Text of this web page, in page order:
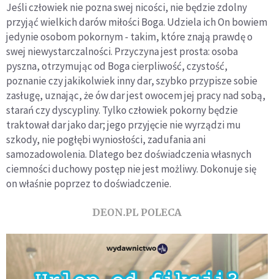
Jeśli człowiek nie pozna swej nicości, nie będzie zdolny
przyjąć wielkich darów miłości Boga. Udziela ich On bowiem
jedynie osobom pokornym - takim, które znają prawdę o
swej niewy­starczalności. Przyczyna jest prosta: osoba
pyszna, otrzymu­jąc od Boga cierpliwość, czystość,
poznanie czy jakikolwiek inny dar, szybko przypisze sobie
zasługę, uznając, że ów dar jest owocem jej pracy nad sobą,
starań czy dyscypliny. Tylko człowiek pokorny będzie
traktował dar jako dar; jego przyję­cie nie wyrządzi mu
szkody, nie pogłębi wyniosłości, zadufania ani
samozadowolenia. Dlatego bez doświadczenia własnych
ciemności duchowy postęp nie jest możliwy. Dokonuje się
on właśnie poprzez to doświadczenie.
DEON.PL POLECA